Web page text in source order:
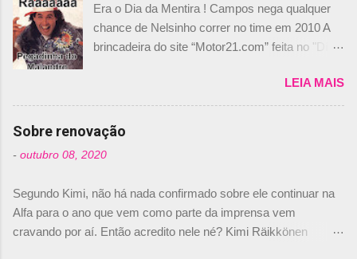
Era o Dia da Mentira ! Campos nega qualquer
chance de Nelsinho correr no time em 2010 A
brincadeira do site “Motor21.com” feita no "Día
de abril –, afirmando que Nelson Piquet havia
comprado 15% das ações da Campos, dando,
com isso, um lugar no time a Nelsinho Piquet,
foi esclarecida de uma vez por todas por
Daniele Audetto, diretor da escuderia. O
não será o companheiro de Bruno Senna em
2010. "Na verdade, nós recebemos uma oferta
de Piquet", admitiu Audetto. “Mas depois de ter
LEIA MAIS
Sobre renovação
- outubro 08, 2020
Segundo Kimi, não há nada confirmado sobre ele continuar na
Alfa para o ano que vem como parte da imprensa vem
cravando por aí. Então acredito nele né? Kimi Räikkönen